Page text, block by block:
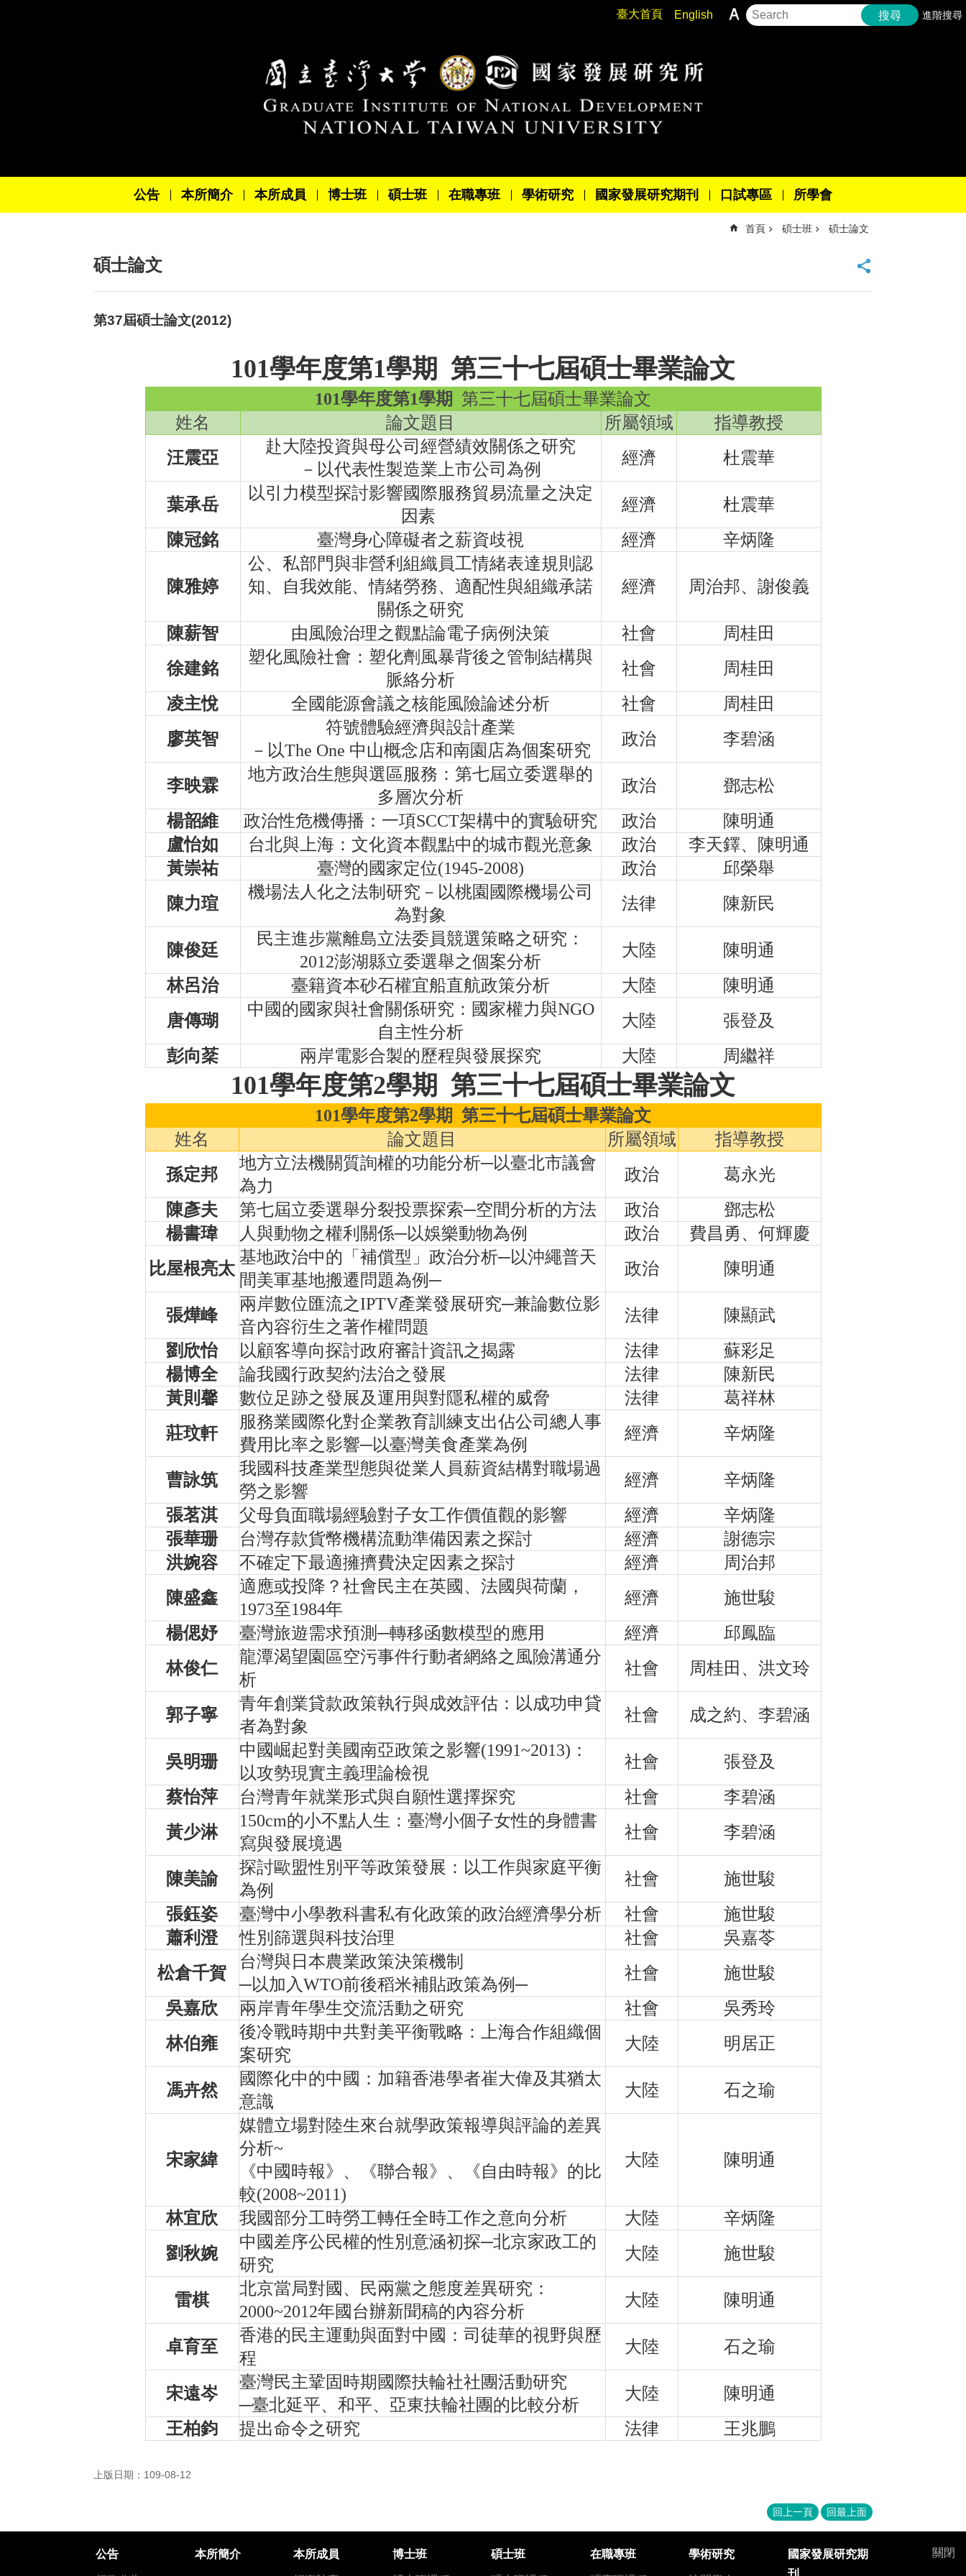
臺大首頁 English 搜尋 進階搜尋
公告 本所簡介 本所成員 博士班 碩士班 在職專班 學術研究 國家發展研究期刊 口試專區 所學會
首頁 碩士班 碩士論文
碩士論文
第37屆碩士論文(2012)
101學年度第1學期 第三十七屆碩士畢業論文
101學年度第1學期
第三十七屆碩士畢業論文
姓名
論文題目 所屬領域
指導教授
汪震亞
赴大陸投資與母公司經營績效關係之研究
－以代表性製造業上市公司為例
經濟 杜震華
葉承岳
以引力模型探討影響國際服務貿易流量之決定
因素
經濟
杜震華
陳冠銘
臺灣身心障礙者之薪資歧視 經濟 辛炳隆
陳雅婷
公、私部門與非營利組織員工情緒表達規則認
知、自我效能、情緒勞務、適配性與組織承諾
關係之研究
經濟 周治邦、謝俊義
陳薪智 由風險治理之觀點論電子病例決策 社會
周桂田
徐建銘
塑化風險社會：塑化劑風暴背後之管制結構與
脈絡分析
社會
周桂田
凌主悅
全國能源會議之核能風險論述分析 社會
周桂田
廖英智
符號體驗經濟與設計產業
－以The One 中山概念店和南園店為個案研究
政治 李碧涵
李映霖
地方政治生態與選區服務：第七屆立委選舉的
多層次分析
政治
鄧志松
楊韶維
政治性危機傳播：一項SCCT架構中的實驗研究 政治
陳明通
盧怡如
台北與上海：文化資本觀點中的城市觀光意象 政治
李天鐸、陳明通
黃崇祐
臺灣的國家定位(1945-2008) 政治
邱榮舉
陳力瑄
機場法人化之法制研究－以桃園國際機場公司
為對象
法律 陳新民
陳俊廷
民主進步黨離島立法委員競選策略之研究：
2012澎湖縣立委選舉之個案分析
大陸
陳明通
林呂治
臺籍資本砂石權宜船直航政策分析 大陸
陳明通
唐傳瑚
中國的國家與社會關係研究：國家權力與NGO
自主性分析
大陸
張登及
彭向棻
兩岸電影合製的歷程與發展探究 大陸 周繼祥
101學年度第2學期 第三十七屆碩士畢業論文
101學年度第2學期 第三十七屆碩士畢業論文
姓名
論文題目 所屬領域
指導教授
孫定邦
地方立法機關質詢權的功能分析─以臺北市議會
為力
政治
葛永光
陳彥夫
第七屆立委選舉分裂投票探索─空間分析的方法 政治
鄧志松
楊書瑋
人與動物之權利關係─以娛樂動物為例 政治
費昌勇、何輝慶
比屋根亮太
基地政治中的「補償型」政治分析─以沖繩普天
間美軍基地搬遷問題為例─
政治 陳明通
張燁峰
兩岸數位匯流之IPTV產業發展研究─兼論數位影
音內容衍生之著作權問題
法律
陳顯武
劉欣怡
以顧客導向探討政府審計資訊之揭露 法律
蘇彩足
楊博全
論我國行政契約法治之發展 法律
陳新民
黃則馨
數位足跡之發展及運用與對隱私權的威脅 法律
葛祥林
莊玟軒
服務業國際化對企業教育訓練支出佔公司總人事
費用比率之影響─以臺灣美食產業為例
經濟 辛炳隆
曹詠筑
我國科技產業型態與從業人員薪資結構對職場過
勞之影響
經濟
辛炳隆
張茗淇
父母負面職場經驗對子女工作價值觀的影響 經濟
辛炳隆
張華珊
台灣存款貨幣機構流動準備因素之探討 經濟
謝德宗
洪婉容
不確定下最適擁擠費決定因素之探討 經濟
周治邦
陳盛鑫
適應或投降？社會民主在英國、法國與荷蘭，
1973至1984年
經濟
施世駿
楊偲妤
臺灣旅遊需求預測─轉移函數模型的應用 經濟
邱鳳臨
林俊仁
龍潭渴望園區空污事件行動者網絡之風險溝通分
析
社會 周桂田、洪文玲
郭子寧
青年創業貸款政策執行與成效評估：以成功申貸
者為對象
社會 成之約、李碧涵
吳明珊
中國崛起對美國南亞政策之影響(1991~2013)：
以攻勢現實主義理論檢視
社會
張登及
蔡怡萍
台灣青年就業形式與自願性選擇探究 社會
李碧涵
黃少淋
150cm的小不點人生：臺灣小個子女性的身體書
寫與發展境遇
社會 李碧涵
陳美諭
探討歐盟性別平等政策發展：以工作與家庭平衡
為例
社會
施世駿
張鈺姿
臺灣中小學教科書私有化政策的政治經濟學分析 社會
施世駿
蕭利澄
性別篩選與科技治理 社會
吳嘉苓
松倉千賀
台灣與日本農業政策決策機制
─以加入WTO前後稻米補貼政策為例─
社會
施世駿
吳嘉欣
兩岸青年學生交流活動之研究 社會
吳秀玲
林伯雍
後冷戰時期中共對美平衡戰略：上海合作組織個
案研究
大陸 明居正
馮卉然
國際化中的中國：加籍香港學者崔大偉及其猶太
意識
大陸 石之瑜
宋家緯
媒體立場對陸生來台就學政策報導與評論的差異
分析~
《中國時報》、《聯合報》、《自由時報》的比
較(2008~2011)
大陸 陳明通
林宜欣 我國部分工時勞工轉任全時工作之意向分析 大陸
辛炳隆
劉秋婉
中國差序公民權的性別意涵初探─北京家政工的
研究
大陸 施世駿
雷棋
北京當局對國、民兩黨之態度差異研究：
2000~2012年國台辦新聞稿的內容分析
大陸 陳明通
卓育至
香港的民主運動與面對中國：司徒華的視野與歷
程
大陸 石之瑜
宋遠岑
臺灣民主鞏固時期國際扶輪社社團活動研究
─臺北延平、和平、亞東扶輪社團的比較分析
大陸
陳明通
王柏鈞
提出命令之研究 法律 王兆鵬
上版日期：109-08-12
回上一頁 回最上面
關閉
公告 本所簡介 本所成員 博士班 碩士班 在職專班 學術研究
國家發展研究期